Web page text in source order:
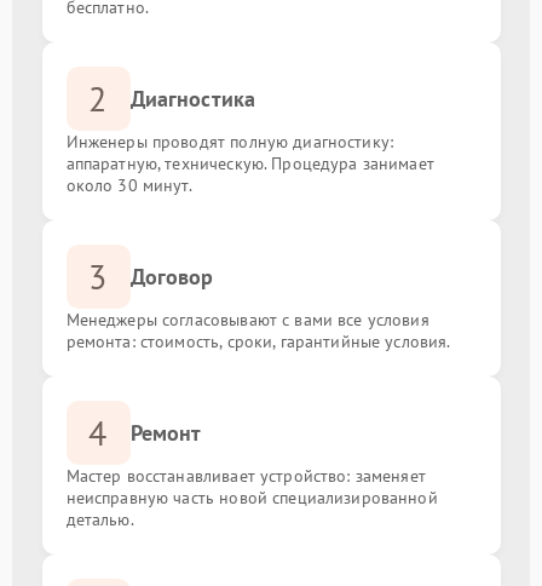
Замена SCART-разъема
Замена шнура питания
Прошивка / разблокировка
Замена контроллера питания (мультиконтроллера)
бесплатно.
2 Диагностика
Инженеры проводят полную диагностику:
аппаратную, техническую. Процедура занимает
около 30 минут.
3 Договор
Менеджеры согласовывают с вами все условия
ремонта: стоимость, сроки, гарантийные условия.
4 Ремонт
Мастер восстанавливает устройство: заменяет
неисправную часть новой специализированной
деталью.